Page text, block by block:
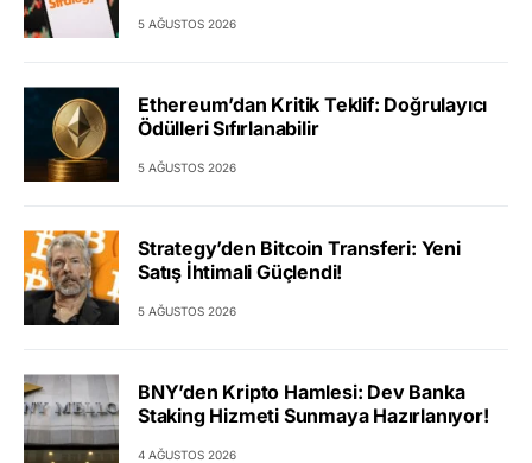
5 AĞUSTOS 2026
Ethereum’dan Kritik Teklif: Doğrulayıcı
Ödülleri Sıfırlanabilir
5 AĞUSTOS 2026
Strategy’den Bitcoin Transferi: Yeni
Satış İhtimali Güçlendi!
5 AĞUSTOS 2026
BNY’den Kripto Hamlesi: Dev Banka
Staking Hizmeti Sunmaya Hazırlanıyor!
4 AĞUSTOS 2026